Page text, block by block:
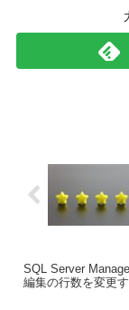
SQL Server
編集の行数を変更